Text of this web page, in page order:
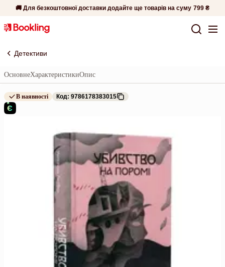
🚚 Для безкоштовної доставки додайте ще товарів на суму 799 ₴
Детективи
ОсновнеХарактеристикиОпис
В наявності Код: 9786178383015